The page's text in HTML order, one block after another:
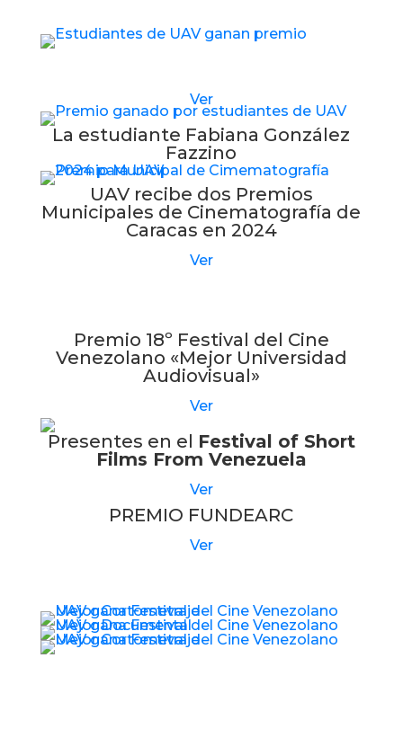
Ver
La estudiante Fabiana González
Fazzino
UAV recibe dos Premios
Municipales de Cinematografía de
Caracas en 2024
Ver
Premio 18º Festival del Cine
Venezolano «Mejor Universidad
Audiovisual»
Ver
Presentes en el Festival of Short
Films From Venezuela
Ver
PREMIO FUNDEARC
Ver